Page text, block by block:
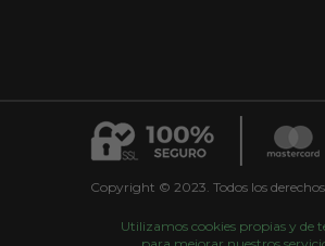
Copyright © 2023. Todos los derechos
Utilizamos cookies propias y de